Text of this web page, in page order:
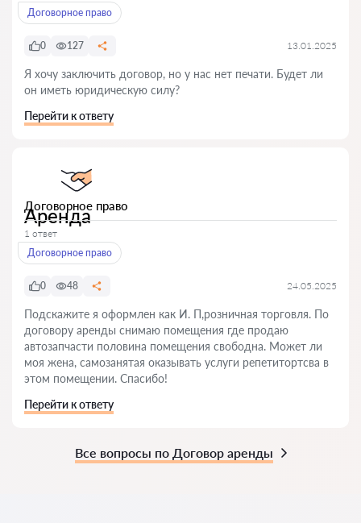
Договорное право
0 127 13.01.2025
Я хочу заключить договор, но у нас нет печати. Будет ли
он иметь юридическую силу?
Перейти к ответу
Договорное право
Аренда
1 ответ
Договорное право
0 48 24.05.2025
Подскажите я оформлен как И. П,розничная торговля. По
договору аренды снимаю помещения где продаю
автозапчасти половина помещения свободна. Может ли
моя жена, самозанятая оказывать услуги репетитортсва в
этом помещении. Спасибо!
Перейти к ответу
Все вопросы по Договор аренды